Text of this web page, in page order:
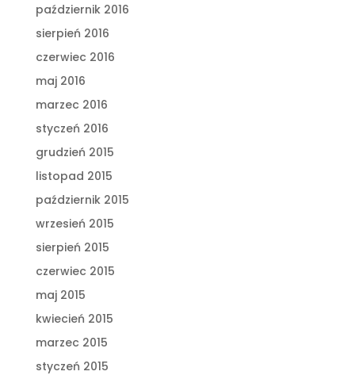
październik 2016
sierpień 2016
czerwiec 2016
maj 2016
marzec 2016
styczeń 2016
grudzień 2015
listopad 2015
październik 2015
wrzesień 2015
sierpień 2015
czerwiec 2015
maj 2015
kwiecień 2015
marzec 2015
styczeń 2015